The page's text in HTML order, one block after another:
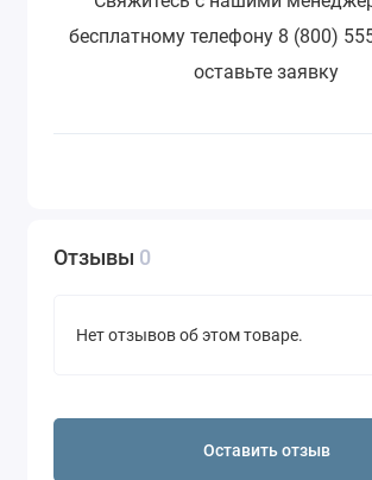
бесплатному телефону 8 (800)
оставьте заявку
Отзывы 0
Нет отзывов об этом товаре.
Оставить отзыв